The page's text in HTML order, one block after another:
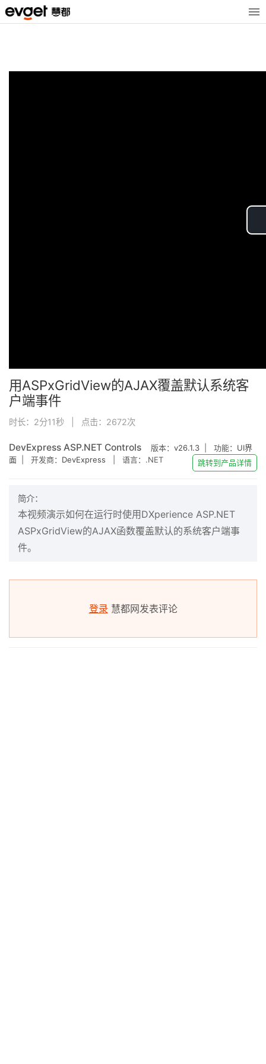
用ASPxGridView的AJAX覆盖默认系统客
户端事件
时长：2分11秒 | 点击： 2672次
DevExpress ASP.NET Controls 版本： v26.1.3 | 功能： UI界
面 | 开发商： DevExpress | 语言：.NET 跳转到产品详情
简介：
本视频演示如何在运行时使用DXperience ASP.NET
ASPxGridView的AJAX函数覆盖默认的系统客户端事
件。
登录 慧都网发表评论